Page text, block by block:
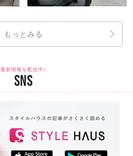
もっとみる
最新情報を配信中♪
SNS